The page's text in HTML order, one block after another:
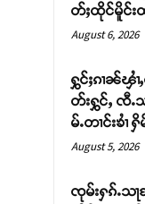
တ်ႈထိုင်မိူင်း
August 6, 2026
ႁွင်ႈၵၢၼ်ၾၢႆ
တ်းႁွင်ႇ ၸီႉ
မ်ႉတၢင်းၶၢႆ ႁိ
August 5, 2026
ၸုမ်းႁၵ်ႉသ